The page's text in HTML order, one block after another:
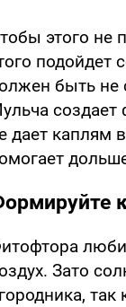
этого не
подойдет
быть не
дает каплям
Зато